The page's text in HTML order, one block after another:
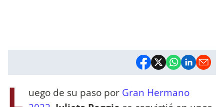
uego de su paso por Gran Hermano